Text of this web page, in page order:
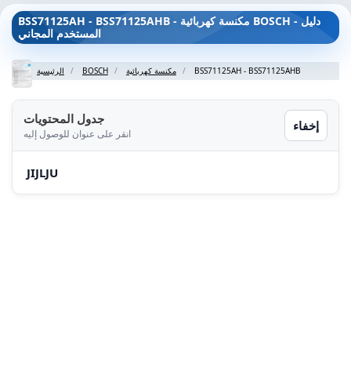
BSS71125AH - BSS71125AHB - مكنسة كهربائية BOSCH - دليل
المستخدم المجاني
الرئيسية BOSCH مكنسة كهربائية BSS71125AH - BSS71125AHB
جدول المحتويات
انقر على عنوان للوصول إليه
إخفاء
JIJLJU